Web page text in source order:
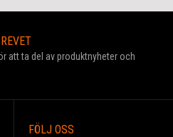
att ta del av produktnyheter och
FÖLJ OSS